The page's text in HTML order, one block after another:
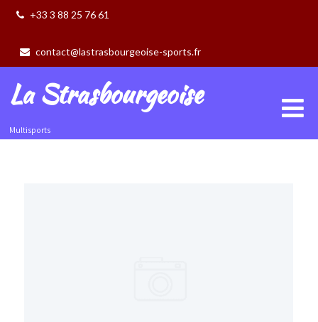
+33 3 88 25 76 61
contact@lastrasbourgeoise-sports.fr
La Strasbourgeoise
Multisports